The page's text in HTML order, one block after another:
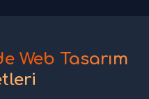
Web Tasarım